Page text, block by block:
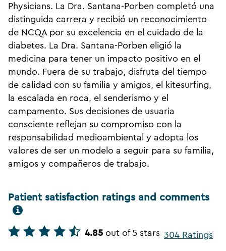
Physicians. La Dra. Santana-Porben completó una
distinguida carrera y recibió un reconocimiento
de NCQA por su excelencia en el cuidado de la
diabetes. La Dra. Santana-Porben eligió la
medicina para tener un impacto positivo en el
mundo. Fuera de su trabajo, disfruta del tiempo
de calidad con su familia y amigos, el kitesurfing,
la escalada en roca, el senderismo y el
campamento. Sus decisiones de usuaria
consciente reflejan su compromiso con la
responsabilidad medioambiental y adopta los
valores de ser un modelo a seguir para su familia,
amigos y compañeros de trabajo.
Patient satisfaction ratings and comments
4.85 out of 5 stars 304 Ratings